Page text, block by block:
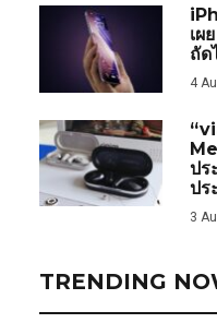
เผ
ถัด
4
ปร
ปร
3
TRENDING